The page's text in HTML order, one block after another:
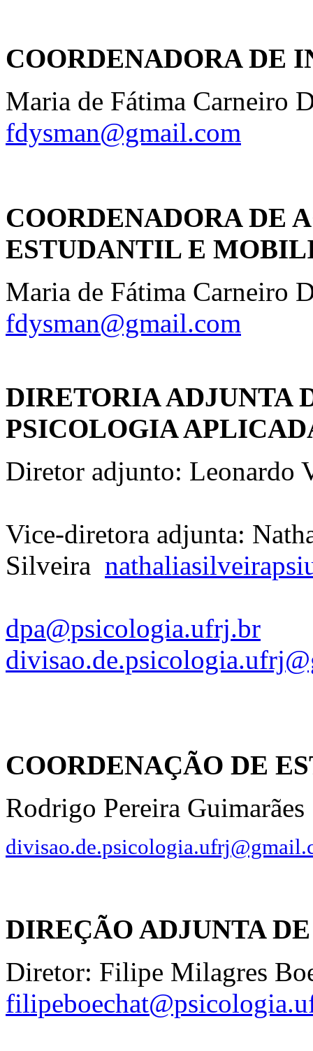
COORDENADORA DE
Maria de Fátima Carneiro
fdysman@gmail.com
COORDENADORA DE
ESTUDANTIL E
Maria de Fátima Carneiro
fdysman@gmail.com
DIRETORIA ADJUNTA
PSICOLOGIA
Diretor adjunto: Leonardo
Vice-diretora adjunta:
Silveira
dpa@psicologia.ufrj.br
COORDENAÇÃO DE
Rodrigo Pereira Guimarães
DIREÇÃO ADJUNTA
Diretor: Filipe Milagres